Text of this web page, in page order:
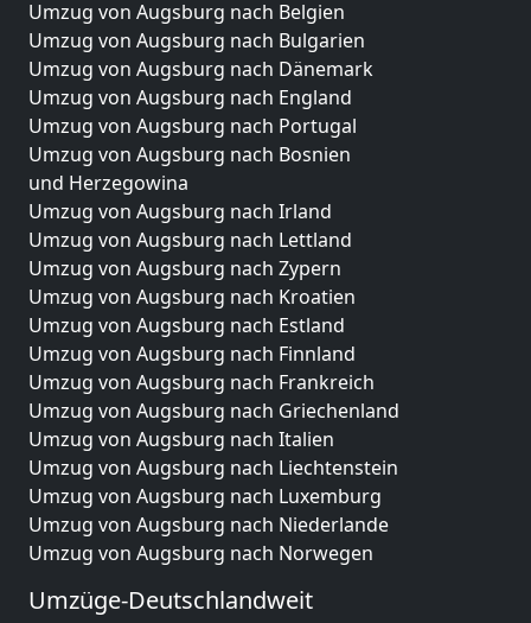
Umzug von Augsburg nach Belgien
Umzug von Augsburg nach Bulgarien
Umzug von Augsburg nach Dänemark
Umzug von Augsburg nach England
Umzug von Augsburg nach Portugal
Umzug von Augsburg nach Bosnien
und Herzegowina
Umzug von Augsburg nach Irland
Umzug von Augsburg nach Lettland
Umzug von Augsburg nach Zypern
Umzug von Augsburg nach Kroatien
Umzug von Augsburg nach Estland
Umzug von Augsburg nach Finnland
Umzug von Augsburg nach Frankreich
Umzug von Augsburg nach Griechenland
Umzug von Augsburg nach Italien
Umzug von Augsburg nach Liechtenstein
Umzug von Augsburg nach Luxemburg
Umzug von Augsburg nach Niederlande
Umzug von Augsburg nach Norwegen
Umzüge-Deutschlandweit